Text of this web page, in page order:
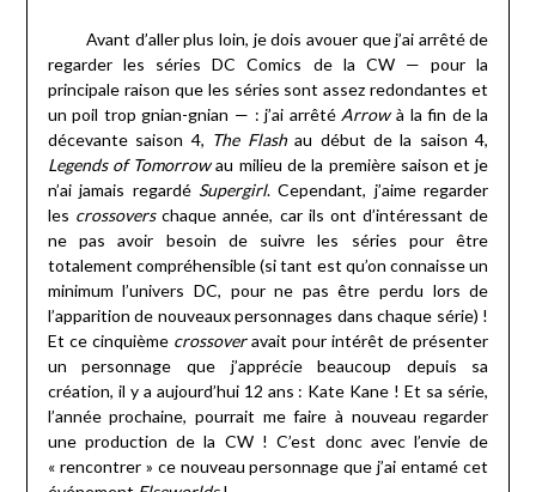
Avant d’aller plus loin, je dois avouer que j’ai arrêté de
regarder les séries DC Comics de la CW — pour la
principale raison que les séries sont assez redondantes et
un poil trop gnian-gnian — : j’ai arrêté Arrowà la fin de la
décevante saison 4, The Flashau début de la saison 4,
Legends of Tomorrowau milieu de la première saison et je
n’ai jamais regardé Supergirl. Cependant, j’aime regarder
les crossoverschaque année, car ils ont d’intéressant de
ne pas avoir besoin de suivre les séries pour être
totalement compréhensible (si tant est qu’on connaisse un
minimum l’univers DC, pour ne pas être perdu lors de
l’apparition de nouveaux personnages dans chaque série) !
Et ce cinquième crossoveravait pour intérêt de présenter
un personnage que j’apprécie beaucoup depuis sa
création, il y a aujourd’hui 12 ans : Kate Kane ! Et sa série,
l’année prochaine, pourrait me faire à nouveau regarder
une production de la CW ! C’est donc avec l’envie de
« rencontrer » ce nouveau personnage que j’ai entamé cet